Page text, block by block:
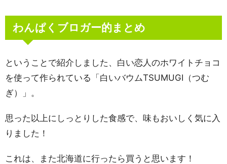
わんぱくブロガー的まとめ
ということで紹介しました、白い恋人のホワイトチョコ
を使って作られている「白いバウムTSUMUGI（つむ
ぎ）」。
思った以上にしっとりした食感で、味もおいしく気に入
りました！
これは、また北海道に行ったら買うと思います！